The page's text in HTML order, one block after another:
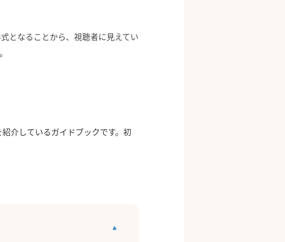
となることから、視聴者に見えてい
介しているガイドブックです。初